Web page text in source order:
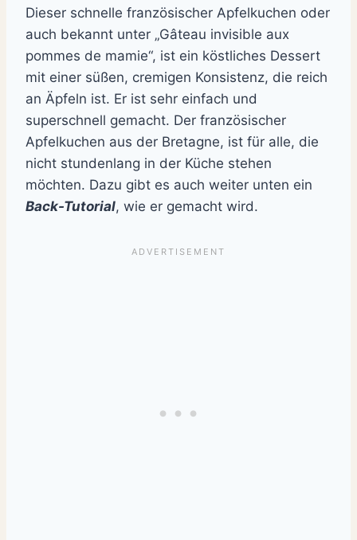
Dieser schnelle französischer Apfelkuchen oder
auch bekannt unter „Gâteau invisible aux
pommes de mamie“, ist ein köstliches Dessert
mit einer süßen, cremigen Konsistenz, die reich
an Äpfeln ist. Er ist sehr einfach und
superschnell gemacht. Der französischer
Apfelkuchen aus der Bretagne, ist für alle, die
nicht stundenlang in der Küche stehen
möchten. Dazu gibt es auch weiter unten ein
Back-Tutorial, wie er gemacht wird.